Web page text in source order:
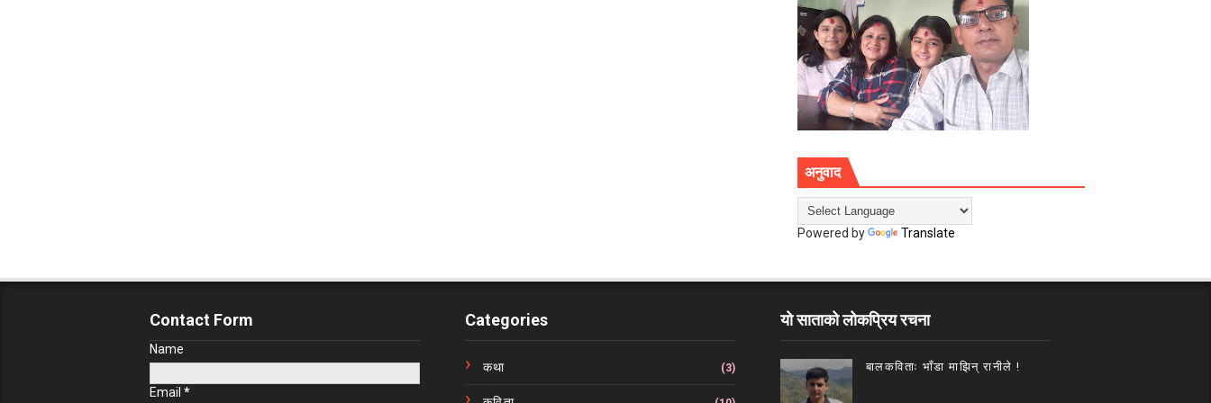
अनुवाद
Powered by Translate
Contact Form
Name
Email *
Categories
कथा (3)
यो साताको लोकप्रिय रचना
बालकविताः भाँडा माझिन् रानीले !